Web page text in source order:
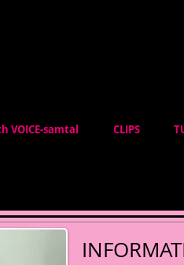
VOICE-samtal CLIPS